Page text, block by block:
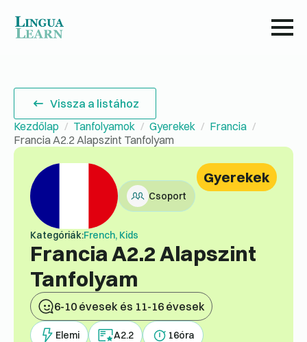
Vissza a listához
Kezdőlap
Tanfolyamok Gyerekek
Francia
Francia A2.2 Alapszint Tanfolyam
Csoport
Kategóriák:French, Kids
Francia A2.2 Alapszint
Tanfolyam
6-10 évesek és 11-16 évesek
Gyerekek
Elemi A2.2 16óra